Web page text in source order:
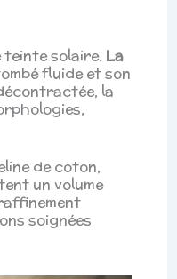
solaire. La
fluide et son
la
de coton,
un volume
soignées